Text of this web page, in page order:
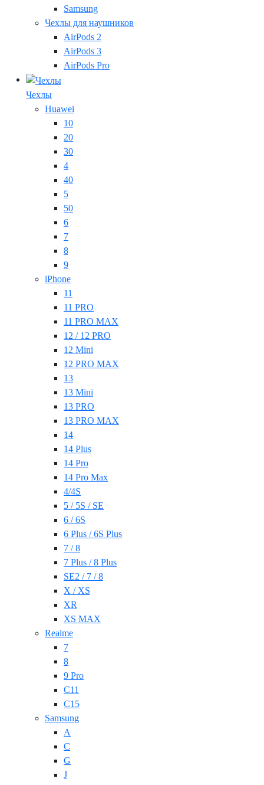
Samsung
Чехлы для наушников
AirPods 2
AirPods 3
AirPods Pro
Чехлы
Huawei
10
20
30
4
40
5
50
6
7
8
9
iPhone
11
11 PRO
11 PRO MAX
12 / 12 PRO
12 Mini
12 PRO MAX
13
13 Mini
13 PRO
13 PRO MAX
14
14 Plus
14 Pro
14 Pro Max
4/4S
5 / 5S / SE
6 / 6S
6 Plus / 6S Plus
7 / 8
7 Plus / 8 Plus
SE2 / 7 / 8
X / XS
XR
XS MAX
Realme
7
8
9 Pro
C11
C15
Samsung
A
C
G
J